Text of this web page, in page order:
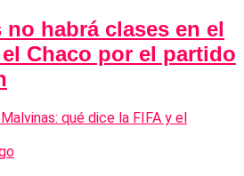
habrá clases en el
Chaco por el partido